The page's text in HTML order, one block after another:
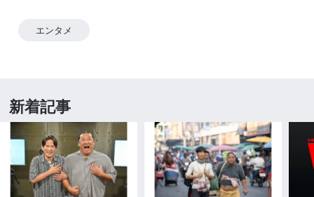
エンタメ
新着記事